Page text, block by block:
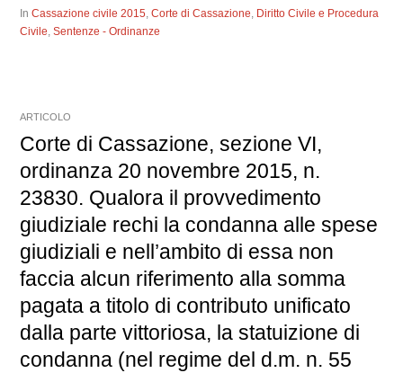
InCassazione civile 2015,Corte di Cassazione, Diritto Civile e Procedura
Civile,Sentenze - Ordinanze
ARTICOLO
Corte di Cassazione, sezione VI,
ordinanza 20 novembre 2015, n.
23830. Qualora il provvedimento
giudiziale rechi la condanna alle spese
giudiziali e nell’ambito di essa non
faccia alcun riferimento alla somma
pagata a titolo di contributo unificato
dalla parte vittoriosa, la statuizione di
condanna (nel regime del d.m. n. 55